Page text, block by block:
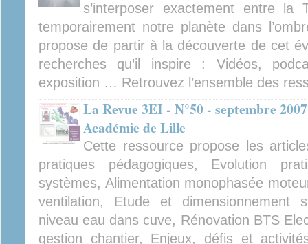
s’interposer exactement entre la
temporairement notre planète dans
propose de partir à la découverte de cet
recherches qu’il inspire : Vidéos,
exposition … Retrouvez l’ensemble des
La Revue 3EI - N°50 - septembre
Académie de Lille
Cette ressource propose les
pratiques pédagogiques, Evolution
systèmes, Alimentation monophasée
ventilation, Etude et dimensionnement
niveau eau dans cuve, Rénovation BTS
gestion chantier, Enjeux, défis et